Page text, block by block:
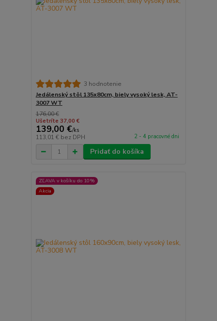
3 hodnotenie
Jedálenský stôl 135x80cm, biely vysoký lesk, AT-
3007 WT
176,00 €
Ušetríte 37,00 €
139,00 €/ks
113,01 € bez DPH 2 - 4 pracovné dni
Pridať do košíka
ZĽAVA v košíku do 10%
Akcia